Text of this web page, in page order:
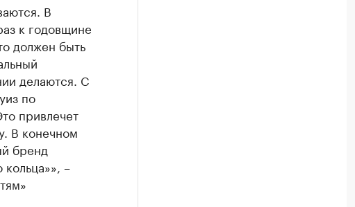
В
к годовщине
должен быть
делаются. С
по
привлечет
В конечном
бренд
–